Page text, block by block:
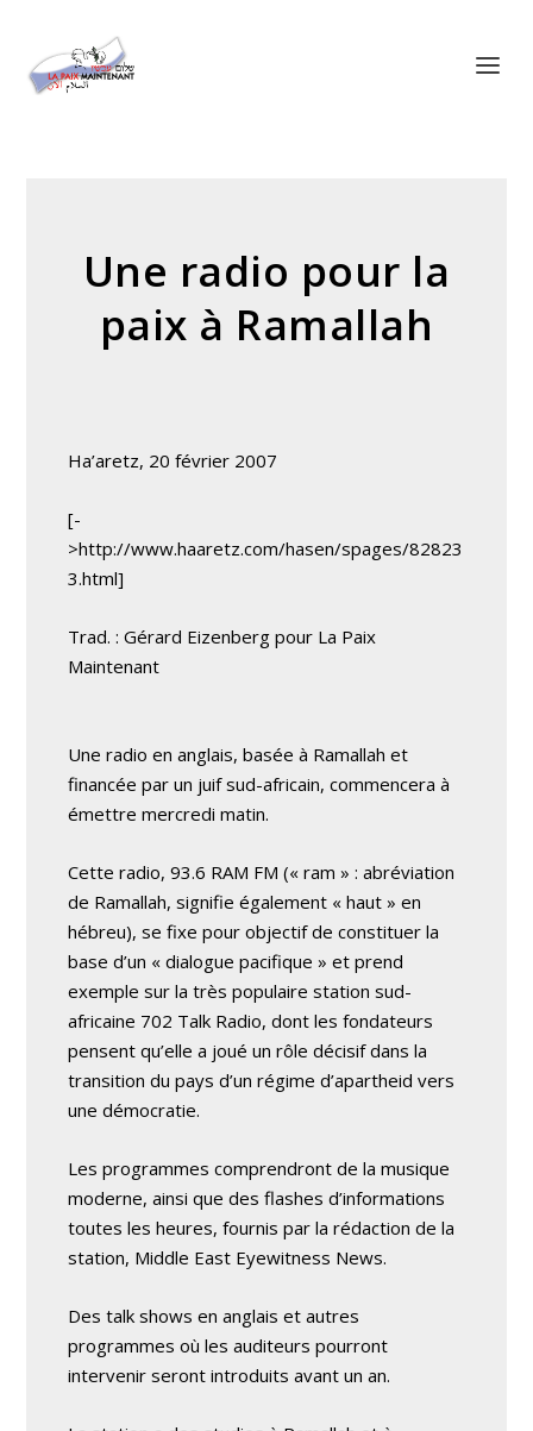
Une radio pour la
paix à Ramallah
Ha’aretz, 20 février 2007
[-
>http://www.haaretz.com/hasen/spages/82823
3.html]
Trad. : Gérard Eizenberg pour La Paix
Maintenant
Une radio en anglais, basée à Ramallah et
financée par un juif sud-africain, commencera à
émettre mercredi matin.
Cette radio, 93.6 RAM FM (« ram » : abréviation
de Ramallah, signifie également « haut » en
hébreu), se fixe pour objectif de constituer la
base d’un « dialogue pacifique » et prend
exemple sur la très populaire station sud-
africaine 702 Talk Radio, dont les fondateurs
pensent qu’elle a joué un rôle décisif dans la
transition du pays d’un régime d’apartheid vers
une démocratie.
Les programmes comprendront de la musique
moderne, ainsi que des flashes d’informations
toutes les heures, fournis par la rédaction de la
station, Middle East Eyewitness News.
Des talk shows en anglais et autres
programmes où les auditeurs pourront
intervenir seront introduits avant un an.